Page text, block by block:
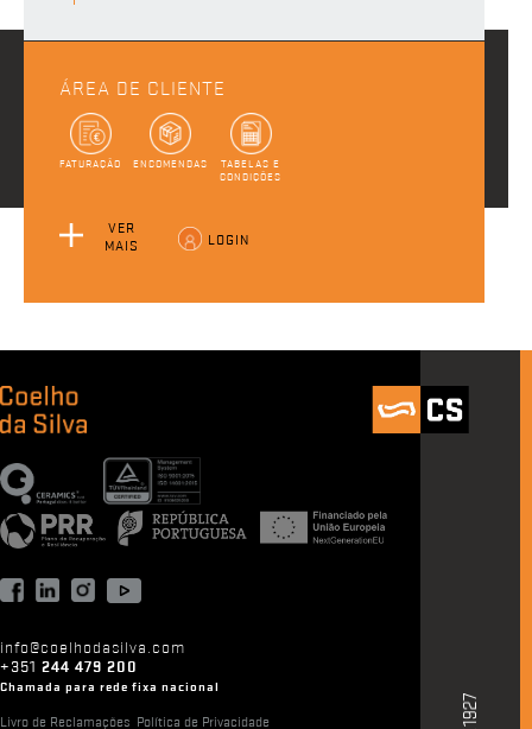
ÁREA DE CLIENTE
FATURAÇÃO ENCOMENDAS
TABELAS E
CONDIÇÕES
VER
MAIS
LOGIN
info@coelhodasilva.com
+351 244 479 200
Chamada para rede fixa nacional
Livro de Reclamações Política de Privacidade